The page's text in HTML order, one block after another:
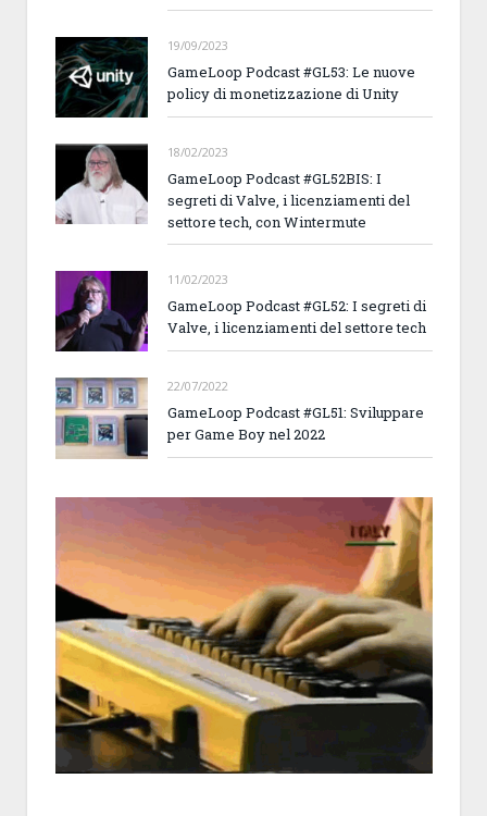
19/09/2023
GameLoop Podcast #GL53: Le nuove
policy di monetizzazione di Unity
18/02/2023
GameLoop Podcast #GL52BIS: I
segreti di Valve, i licenziamenti del
settore tech, con Wintermute
11/02/2023
GameLoop Podcast #GL52: I segreti di
Valve, i licenziamenti del settore tech
22/07/2022
GameLoop Podcast #GL51: Sviluppare
per Game Boy nel 2022